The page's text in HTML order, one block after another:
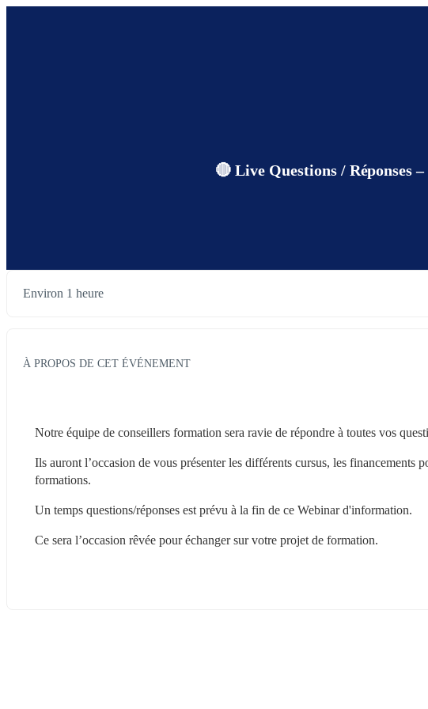
🔴 Live Questions / Réponses
Environ 1 heure
À PROPOS DE CET ÉVÉNEMENT
Notre équipe de conseillers formation sera ravie de répondre à toutes vos
Ils auront l’occasion de vous présenter les différents cursus, les financements
formations.
Un temps questions/réponses est prévu à la fin de ce Webinar d'information.
Ce sera l’occasion rêvée pour échanger sur votre projet de formation.